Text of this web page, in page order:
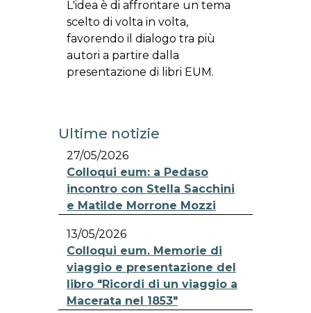
L'idea è di affrontare un tema
scelto di volta in volta,
favorendo il dialogo tra più
autori a partire dalla
presentazione di libri EUM.
Ultime notizie
27/05/2026
Colloqui eum: a Pedaso
incontro con Stella Sacchini
e Matilde Morrone Mozzi
13/05/2026
Colloqui eum. Memorie di
viaggio e presentazione del
libro "Ricordi di un viaggio a
Macerata nel 1853"